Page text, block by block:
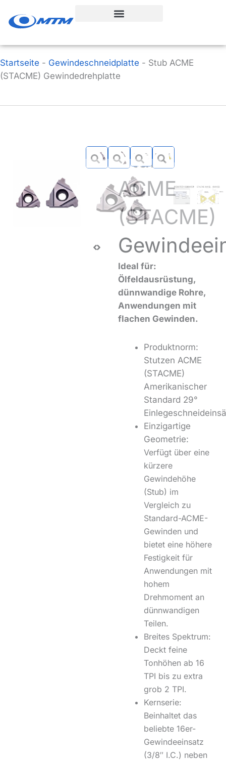
Inhalt
Startseite - Gewindeschneidplatte - Stub ACME
(STACME) Gewindedrehplatte
Stub
ACME
(STACME)
Ideal für:
Ölfeldausrüstung,
dünnwandige Rohre,
Anwendungen mit
flachen Gewinden.
Produktnorm:
Stutzen ACME
(STACME)
Amerikanischer
Standard 29°
Einzigartige
Geometrie:
Verfügt über eine
kürzere
Gewindehöhe
(Stub) im
Vergleich zu
Standard-ACME-
Gewinden und
bietet eine höhere
Festigkeit für
Anwendungen mit
hohem
Drehmoment an
dünnwandigen
Teilen.
Breites Spektrum:
Deckt feine
Tonhöhen ab 16
TPI bis zu extra
grob 2 TPI.
Kernserie:
Beinhaltet das
beliebte 16er-
Gewindeeinsatz
(3/8″ I.C.) neben